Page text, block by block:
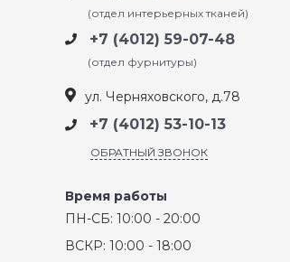
(отдел интерьерных тканей)
+7 (4012) 59-07-48
(отдел фурнитуры)
ул. Черняховского, д.78
+7 (4012) 53-10-13
ОБРАТНЫЙ ЗВОНОК
Время работы
ПН-СБ: 10:00 - 20:00
ВСКР: 10:00 - 18:00